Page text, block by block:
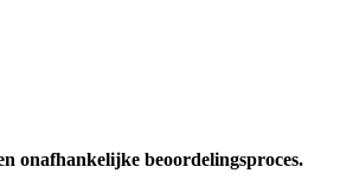
onafhankelijke beoordelingsproces.